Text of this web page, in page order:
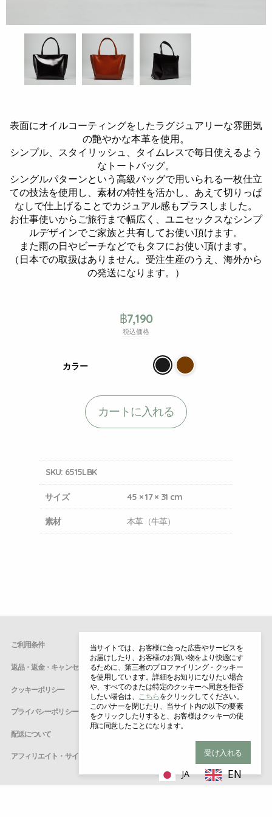
表面にオイルコーティングをしたラグジュアリーな雰囲気
の艶やかな本革を使用。
シンプル、スタイリッシュ、タイムレスで毎日使えるよう
なトートバッグ。
シングルパターンという高級バッグで用いられる一枚仕立
ての技法を使用し、素材の特性を活かし、あえて切りっぱ
なしで仕上げることでカジュアル感もプラスしました。
お仕事使いからご旅行まで幅広く、ユニセックスなシンプ
ルデザインでご家族と共有してお使い頂けます。
また雨の日やビーチなどでもタフにお使い頂けます。
（日本での取扱はありません。受注生産のうえ、海外から
の発送になります。）
฿7,190
税込価格
カラー
カートに入れる
SKU: 6515LBK
サイズ 45 × 17 × 31 cm
素材 本革（牛革）
当サイトでは、お客様に合った広告やサービスを
お届けしたり、お客様のお買い物をより快適にす
るために、第三者のプロファイリング・クッキー
を使用しています。詳細をお知りになりたい場合
や、すべてのまたは特定のクッキーへ同意を拒否
したい場合は、
こちら をクリックしてください。
このバナーを閉じたり、当サイト内の以下の要素
をクリックしたりすると、お客様はクッキーの使
用に同意したことになります。
受け入れる
ご利用条件
返品・返金・キャンセルについて
クッキーポリシー
プライバシーポリシー
配送について
アフィリエイト・サインアップ
JA EN